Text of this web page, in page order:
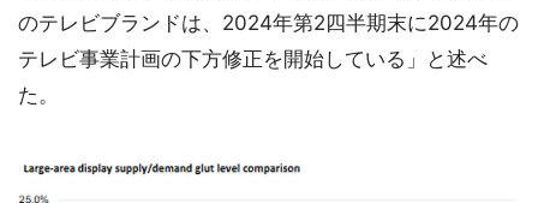
のテレビブランドは、2024年第2四半期末に2024年の
テレビ事業計画の下方修正を開始している」と述べ
た。